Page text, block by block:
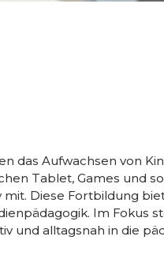
das Aufwachsen von
Tablet, Games und
Diese Fortbildung
Im Fokus
und alltagsnah in die